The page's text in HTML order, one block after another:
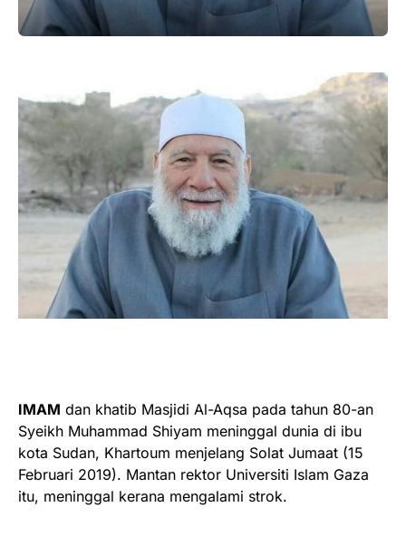
IMAM dan khatib Masjidi Al-Aqsa pada tahun 80-an
Syeikh Muhammad Shiyam meninggal dunia di ibu
kota Sudan, Khartoum menjelang Solat Jumaat (15
Februari 2019). Mantan rektor Universiti Islam Gaza
itu, meninggal kerana mengalami strok.